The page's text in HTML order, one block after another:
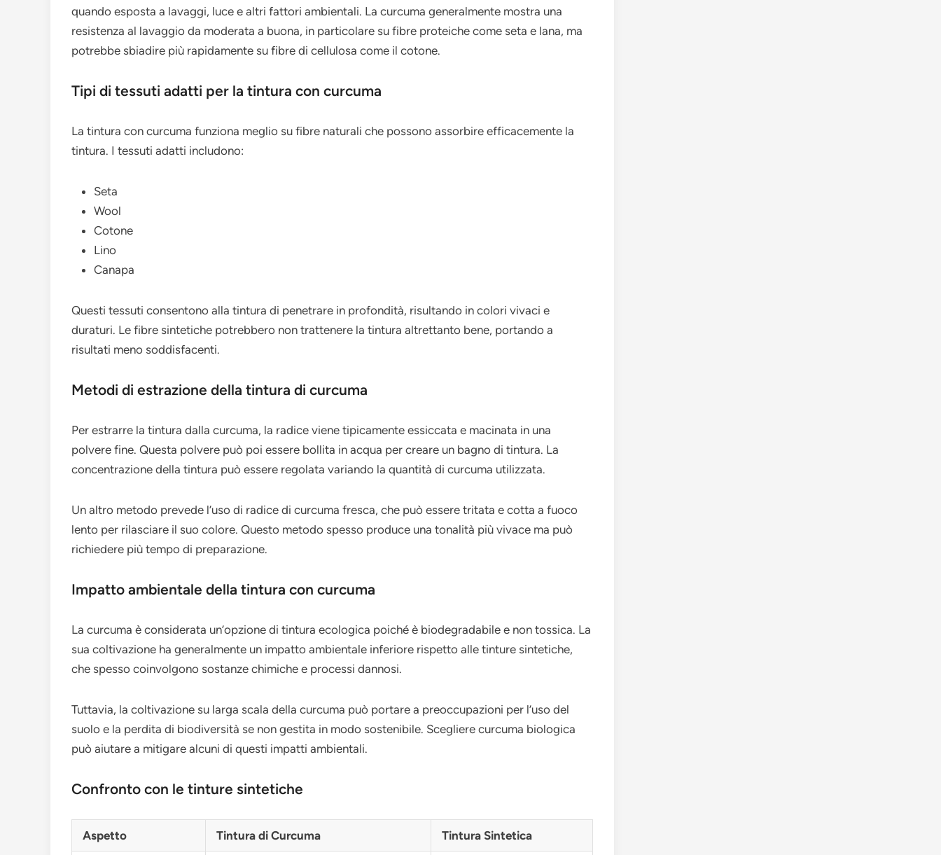
quando esposta a lavaggi, luce e altri fattori ambientali. La curcuma generalmente mostra una
resistenza al lavaggio da moderata a buona, in particolare su fibre proteiche come seta e lana, ma
potrebbe sbiadire più rapidamente su fibre di cellulosa come il cotone.
Tipi di tessuti adatti per la tintura con curcuma
La tintura con curcuma funziona meglio su fibre naturali che possono assorbire efficacemente la
tintura. I tessuti adatti includono:
Seta
Wool
Cotone
Lino
Canapa
Questi tessuti consentono alla tintura di penetrare in profondità, risultando in colori vivaci e
duraturi. Le fibre sintetiche potrebbero non trattenere la tintura altrettanto bene, portando a
risultati meno soddisfacenti.
Metodi di estrazione della tintura di curcuma
Per estrarre la tintura dalla curcuma, la radice viene tipicamente essiccata e macinata in una
polvere fine. Questa polvere può poi essere bollita in acqua per creare un bagno di tintura. La
concentrazione della tintura può essere regolata variando la quantità di curcuma utilizzata.
Un altro metodo prevede l’uso di radice di curcuma fresca, che può essere tritata e cotta a fuoco
lento per rilasciare il suo colore. Questo metodo spesso produce una tonalità più vivace ma può
richiedere più tempo di preparazione.
Impatto ambientale della tintura con curcuma
La curcuma è considerata un’opzione di tintura ecologica poiché è biodegradabile e non tossica. La
sua coltivazione ha generalmente un impatto ambientale inferiore rispetto alle tinture sintetiche,
che spesso coinvolgono sostanze chimiche e processi dannosi.
Tuttavia, la coltivazione su larga scala della curcuma può portare a preoccupazioni per l’uso del
suolo e la perdita di biodiversità se non gestita in modo sostenibile. Scegliere curcuma biologica
può aiutare a mitigare alcuni di questi impatti ambientali.
Confronto con le tinture sintetiche
Aspetto Tintura di Curcuma Tintura Sintetica